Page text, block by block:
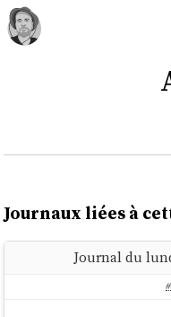
Journaux liées à
Journal du